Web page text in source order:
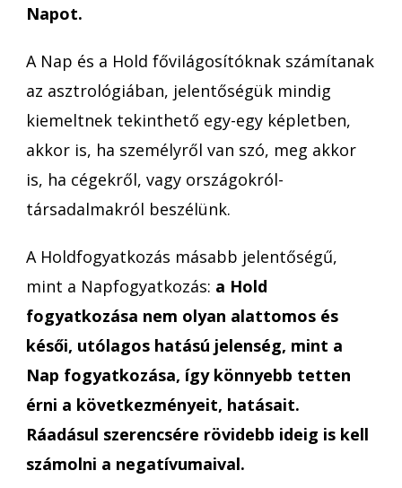
Napot.
A Nap és a Hold fővilágosítóknak számítanak
az asztrológiában, jelentőségük mindig
kiemeltnek tekinthető egy-egy képletben,
akkor is, ha személyről van szó, meg akkor
is, ha cégekről, vagy országokról-
társadalmakról beszélünk.
A Holdfogyatkozás másabb jelentőségű,
mint a Napfogyatkozás: a Hold
fogyatkozása nem olyan alattomos és
késői, utólagos hatású jelenség, mint a
Nap fogyatkozása, így könnyebb tetten
érni a következményeit, hatásait.
Ráadásul szerencsére rövidebb ideig is kell
számolni a negatívumaival.